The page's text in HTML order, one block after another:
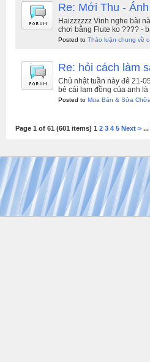
Re: Mới Thu -
Haizzzzzz Vinh nghe bài
chơi bằng Flute ko ???? -
Posted to Thảo luận chung về
Re: hỏi cách làm
Chủ nhật tuần này đê 21-
bẻ cái lam đồng của anh là
Posted to Mua Bán & Sửa
Page 1 of 61 (601 items) 1 2 3 4 5 Next > ...